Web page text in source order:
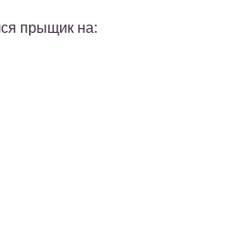
прыщик на: